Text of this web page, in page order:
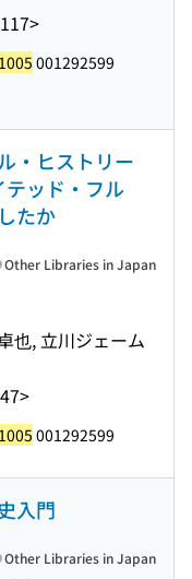
001292599
・ヒストリー
ッド・フル
たか
也, 立川ジェーム
Other Libraries in Japan
001292599
入門
Other Libraries in Japan